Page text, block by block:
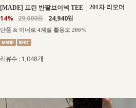
[MADE] 프린 반팔브이넥 TEE 201차 리오더
14% 29,000원 24,940원
단품 & 이너로 4계절 활용도 200%
리뷰수 : 1,048개